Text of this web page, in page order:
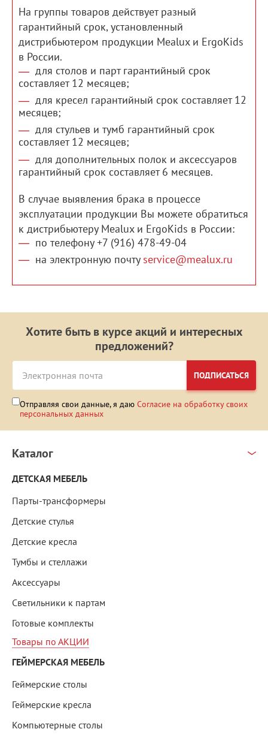
На группы товаров действует разный
гарантийный срок, установленный
дистрибьютером продукции Mealux и ErgoKids
в России.
для столов и парт гарантийный срок
составляет 12 месяцев;
для кресел гарантийный срок составляет 12
месяцев;
для стульев и тумб гарантийный срок
составляет 12 месяцев;
для дополнительных полок и аксессуаров
гарантийный срок составляет 6 месяцев.
В случае выявления брака в процессе
эксплуатации продукции Вы можете обратиться
к дистрибьютеру Mealux и ErgoKids в России:
по телефону +7 (916) 478-49-04
на электронную почту service@mealux.ru
Хотите быть в курсе акций и интересных
предложений?
ПОДПИСАТЬСЯ
Отправляя свои данные, я даю Согласие на обработку своих
персональных данных
Каталог
ДЕТСКАЯ МЕБЕЛЬ
Парты-трансформеры
Детские стулья
Детские кресла
Тумбы и стеллажи
Аксессуары
Светильники к партам
Готовые комплекты
Товары по АКЦИИ
ГЕЙМЕРСКАЯ МЕБЕЛЬ
Геймерские столы
Геймерские кресла
Компьютерные столы